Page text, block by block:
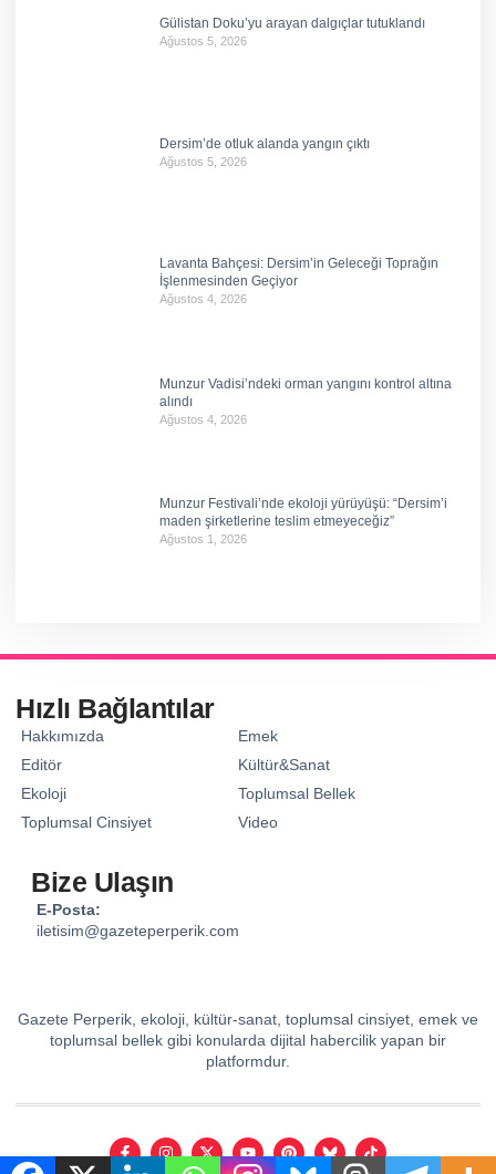
Gülistan Doku’yu arayan dalgıçlar tutuklandı
Ağustos 5, 2026
Dersim’de otluk alanda yangın çıktı
Ağustos 5, 2026
Lavanta Bahçesi: Dersim’in Geleceği Toprağın
İşlenmesinden Geçiyor
Ağustos 4, 2026
Munzur Vadisi’ndeki orman yangını kontrol altına
alındı
Ağustos 4, 2026
Munzur Festivali’nde ekoloji yürüyüşü: “Dersim’i
maden şirketlerine teslim etmeyeceğiz”
Ağustos 1, 2026
Hızlı Bağlantılar
Hakkımızda
Editör
Ekoloji
Toplumsal Cinsiyet
Emek
Kültür&Sanat
Toplumsal Bellek
Video
Bize Ulaşın
E-Posta:
iletisim@gazeteperperik.com
Gazete Perperik, ekoloji, kültür-sanat, toplumsal cinsiyet, emek ve
toplumsal bellek gibi konularda dijital habercilik yapan bir
platformdur.